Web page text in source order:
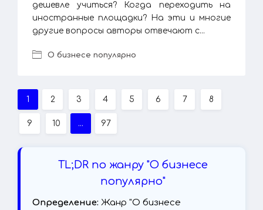
дешевле учиться? Когда переходить на
иностранные площадки? На эти и многие
другие вопросы авторы отвечают с...
О бизнесе популярно
1 2 3 4 5 6 7 8
9 10 ... 97
TL;DR по жанру "О бизнесе
популярно"
Определение: Жанр "О бизнесе